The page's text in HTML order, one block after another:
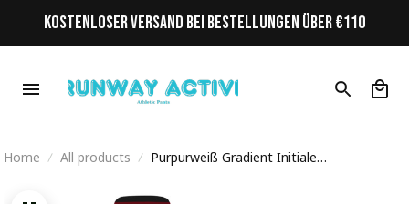
KOSTENLOSER VERSAND BEI BESTELLUNGEN ÜBER €110
Home All products
Purpurweiß Gradient Initiale